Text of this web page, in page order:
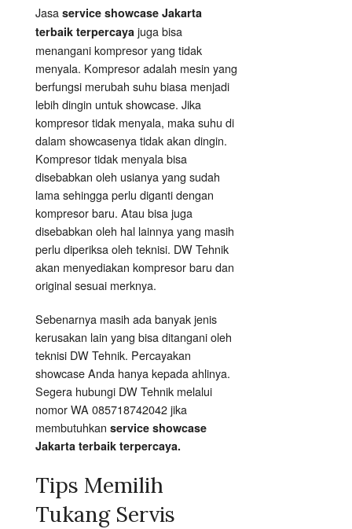
Jasa service showcase Jakarta
terbaik terpercaya juga bisa
menangani kompresor yang tidak
menyala. Kompresor adalah mesin yang
berfungsi merubah suhu biasa menjadi
lebih dingin untuk showcase. Jika
kompresor tidak menyala, maka suhu di
dalam showcasenya tidak akan dingin.
Kompresor tidak menyala bisa
disebabkan oleh usianya yang sudah
lama sehingga perlu diganti dengan
kompresor baru. Atau bisa juga
disebabkan oleh hal lainnya yang masih
perlu diperiksa oleh teknisi. DW Tehnik
akan menyediakan kompresor baru dan
original sesuai merknya.
Sebenarnya masih ada banyak jenis
kerusakan lain yang bisa ditangani oleh
teknisi DW Tehnik. Percayakan
showcase Anda hanya kepada ahlinya.
Segera hubungi DW Tehnik melalui
nomor WA 085718742042 jika
membutuhkan service showcase
Jakarta terbaik terpercaya.
Tips Memilih
Tukang Servis